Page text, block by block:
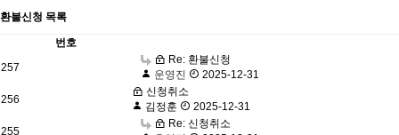
환불신청 목록
번호
257
Re: 환불신청
운영진
2025-12-31
256
신청취소
김정훈
2025-12-31
255
Re: 신청취소